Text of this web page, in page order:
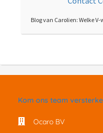
Blog van Carolien: Welke
Kom ons team
Ocaro BV